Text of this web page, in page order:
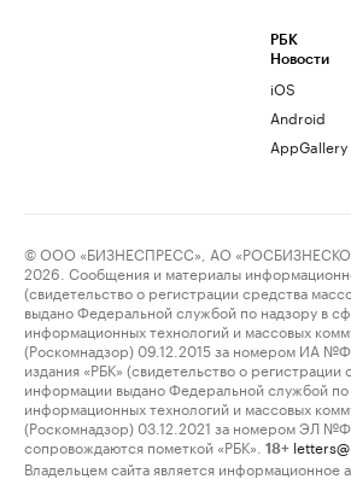
РБК
Новости
iOS
Android
AppGallery
© ООО «БИЗНЕСПРЕСС», АО
2026. Сообщения и материалы
(свидетельство о регистрации средства
выдано Федеральной службой по надзору в
информационных технологий и массовых
(Роскомнадзор) 09.12.2015 за номером ИА
издания «РБК» (свидетельство о регистрации
информации выдано Федеральной службой по
информационных технологий и массовых
(Роскомнадзор) 03.12.2021 за номером ЭЛ
сопровождаются пометкой «РБК».
18+
Владельцем сайта является информационное